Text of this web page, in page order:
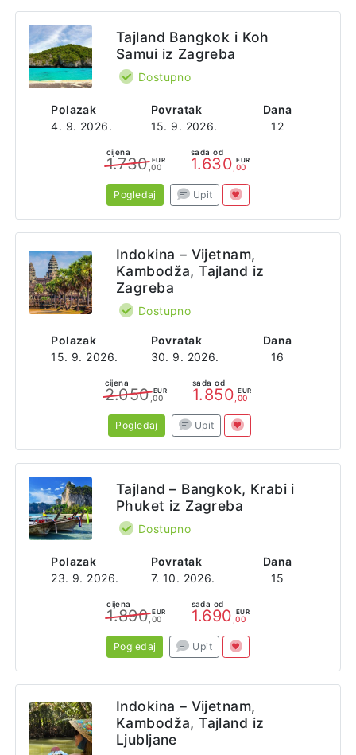
Polazak
4. 9. 2026.
Povratak
15. 9. 2026.
Dana
12
Tajland Bangkok i Koh
Samui iz Zagreba
Dostupno
cijena
1.730 EUR
,00
sada od
1.630 EUR
,00
Pogledaj Upit
Polazak
15. 9. 2026.
Povratak
30. 9. 2026.
Dana
16
Indokina – Vijetnam,
Kambodža, Tajland iz
Zagreba
Dostupno
cijena
2.050 EUR
,00
sada od
1.850 EUR
,00
Pogledaj Upit
Polazak
23. 9. 2026.
Povratak
7. 10. 2026.
Dana
15
Tajland – Bangkok, Krabi i
Phuket iz Zagreba
Dostupno
cijena
1.890 EUR
,00
sada od
1.690 EUR
,00
Pogledaj Upit
Indokina – Vijetnam,
Kambodža, Tajland iz
Ljubljane